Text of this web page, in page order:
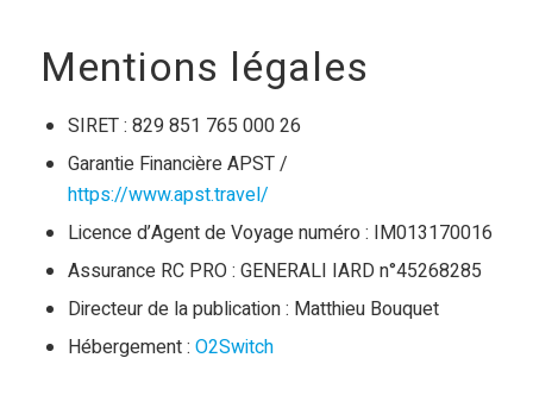
Mentions légales
SIRET : 829 851 765 000 26
Garantie Financière APST /
https://www.apst.travel/
Licence d’Agent de Voyage numéro : IM013170016
Assurance RC PRO : GENERALI IARD n°45268285
Directeur de la publication : Matthieu Bouquet
Hébergement : O2Switch